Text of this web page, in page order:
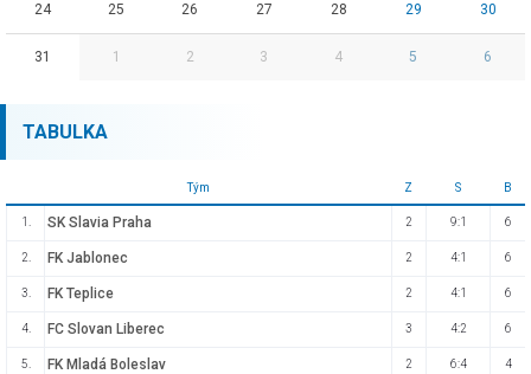
24 25 26 27 28 29 30
31 1 2 3 4 5 6
TABULKA
Tým Z S B
1. SK Slavia Praha 2 9:1 6
2. FK Jablonec 2 4:1 6
3. FK Teplice 2 4:1 6
4. FC Slovan Liberec 3 4:2 6
5. FK Mladá Boleslav 2 6:4 4